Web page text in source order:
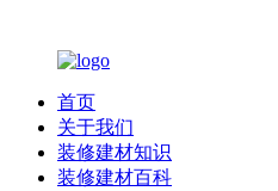
首页
关于我们
装修建材知识
装修建材百科